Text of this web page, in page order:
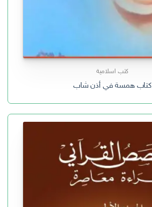
كتب اسلامية
كتاب همسة في أذن شاب